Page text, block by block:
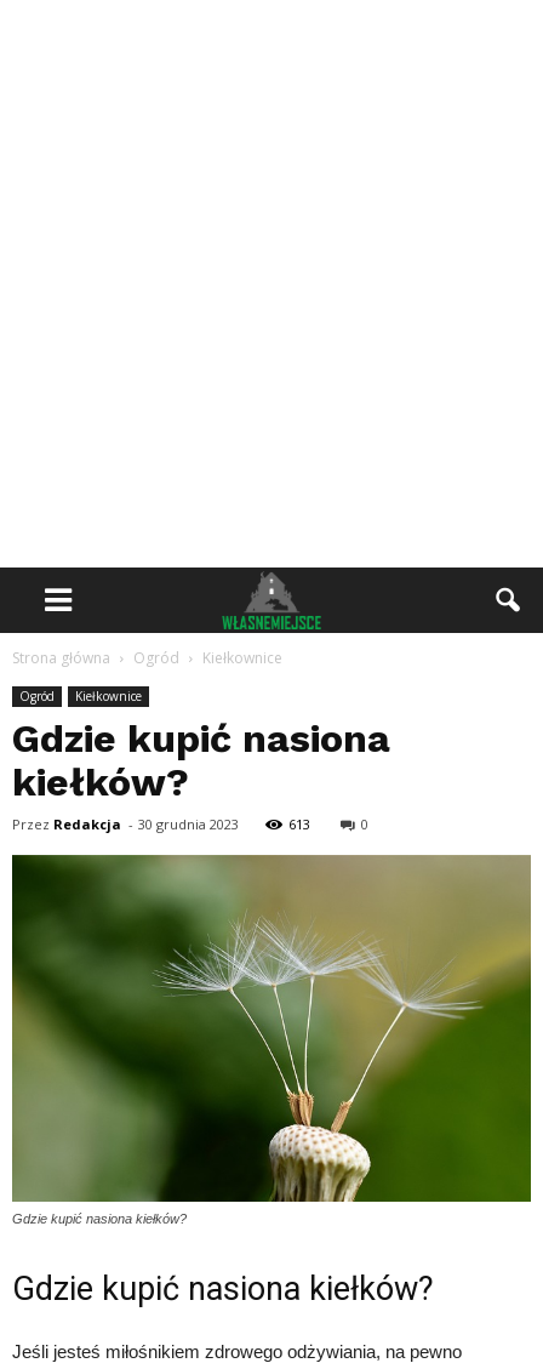
Strona główna Ogród Kiełkownice
Ogród Kiełkownice
Gdzie kupić nasiona
kiełków?
Przez Redakcja - 30 grudnia 2023 613 0
Gdzie kupić nasiona kiełków?
Gdzie kupić nasiona kiełków?
Jeśli jesteś miłośnikiem zdrowego odżywiania, na pewno